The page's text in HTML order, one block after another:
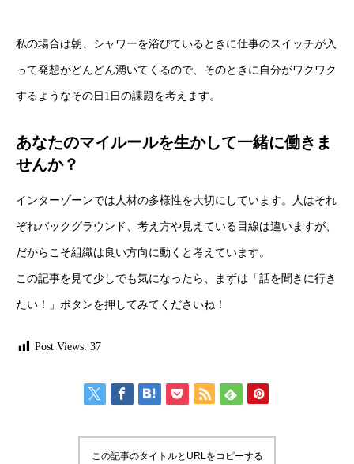
私の場合は朝、シャワーを浴びているときに仕事のスイッチが入
って発想がどんどん湧いてくるので、そのときに自分がワクワク
するようなその日1日の課題を考えます。
あなたのマイルールを生かして一緒に働きま
せんか？
インターゾーンでは人材の多様性を大切にしています。人はそれ
ぞれバックグラウンド、考え方や見えている目線は違いますが、
だからこそ組織は良い方向に動くと考えています。
この記事を見て少しでも気になったら、まずは「話を聞きに行き
たい！」ボタンを押してみてくださいね！
Post Views: 37
この記事のタイトルとURLをコピーする